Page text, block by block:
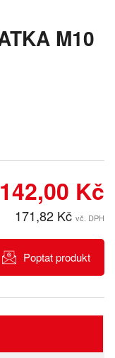
M10
142,00 Kč
171,82 Kč vč. DPH
Poptat produkt